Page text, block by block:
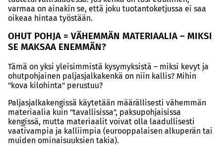
varmaa on ainakin se, että joku tuotantoketjussa ei saa
oikeaa hintaa työstään.
OHUT POHJA = VÄHEMMÄN MATERIAALIA – MIKSI
SE MAKSAA ENEMMÄN?
Tämä on yksi yleisimmistä kysymyksistä – miksi kevyt ja
ohutpohjainen paljasjalkakenkä on niin kallis? Mihin
"kova kilohinta" perustuu?
Paljasjalkakengissä käytetään määrällisesti vähemmän
materiaalia kuin "tavallisissa", paksupohjaisissa
kengissä, mutta materiaalit voivat olla laadullisesti
vaativampia ja kalliimpia (eurooppalaisen alkuperän tai
muiden ominaisuuksien takia).